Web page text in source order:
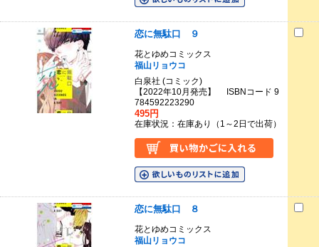
恋に無駄口 ９
花とゆめコミックス
福山リョウコ
白泉社 (コミック)
【2022年10月発売】 ISBNコード 9
784592223290
495円
在庫状況：在庫あり（1～2日で出荷）
恋に無駄口 ８
花とゆめコミックス
福山リョウコ